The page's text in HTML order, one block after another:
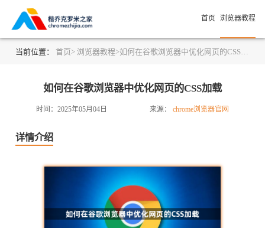
首页 浏览器教程
当前位置： 首页> 浏览器教程>如何在谷歌浏览器中优化网页的CSS加载
如何在谷歌浏览器中优化网页的CSS加载
时间：2025年05月04日 来源： chrome浏览器官网
详情介绍